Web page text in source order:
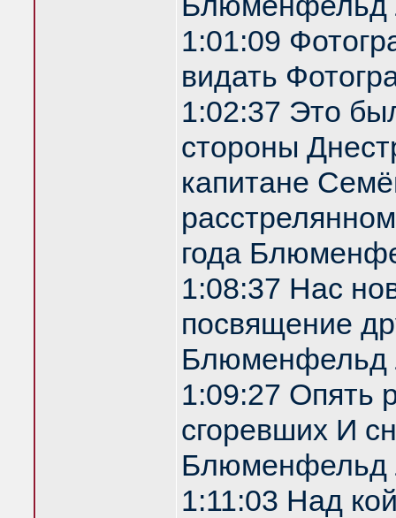
1:01:09
видать
1:02:37 Это
стороны
капитане
года
1:08:37 Нас
посвящение
Блюменфельд
1:09:27 Опять
сгоревших И
Блюменфельд
1:11:03 Над